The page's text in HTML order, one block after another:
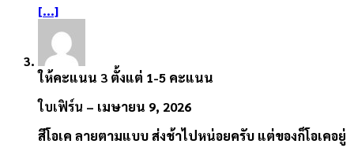
[...]
ให้คะแนน 3 ตั้งแต่ 1-5 คะแนน
ใบเฟิร์น – เมษายน 9, 2026
สีโอเค ลายตามแบบ ส่งช้าไปหน่อยครับ แต่ของก็โอเคอยู่